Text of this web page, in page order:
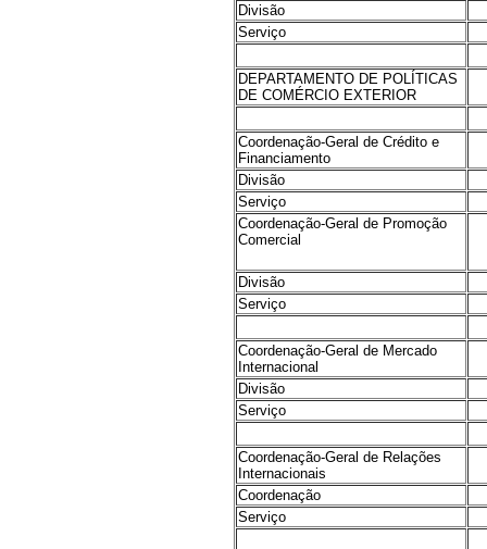
Divisão
Serviço
DEPARTAMENTO DE POLÍTICAS
DE COMÉRCIO EXTERIOR
Coordenação-Geral de Crédito e
Financiamento
Divisão
Serviço
Coordenação-Geral de Promoção
Comercial
Divisão
Serviço
Coordenação-Geral de Mercado
Internacional
Divisão
Serviço
Coordenação-Geral de Relações
Internacionais
Coordenação
Serviço